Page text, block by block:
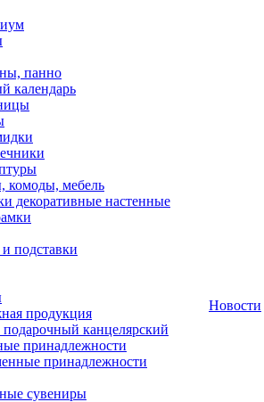
панно
календарь
комоды, мебель
декоративные настенные
подставки
продукция
канцелярский
принадлежности
принадлежности
сувениры
Новости